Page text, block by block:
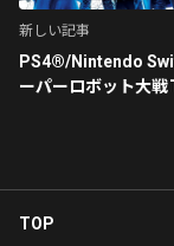
新しい記事
PS4®/Nintendo
ーパーロボット大戦
Tread on the
Driver～
TOP